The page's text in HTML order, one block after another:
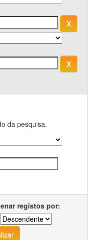
da pesquisa.
registos por: